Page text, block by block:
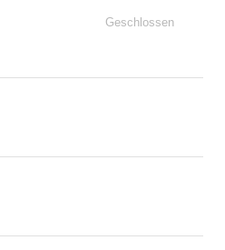
Geschlossen